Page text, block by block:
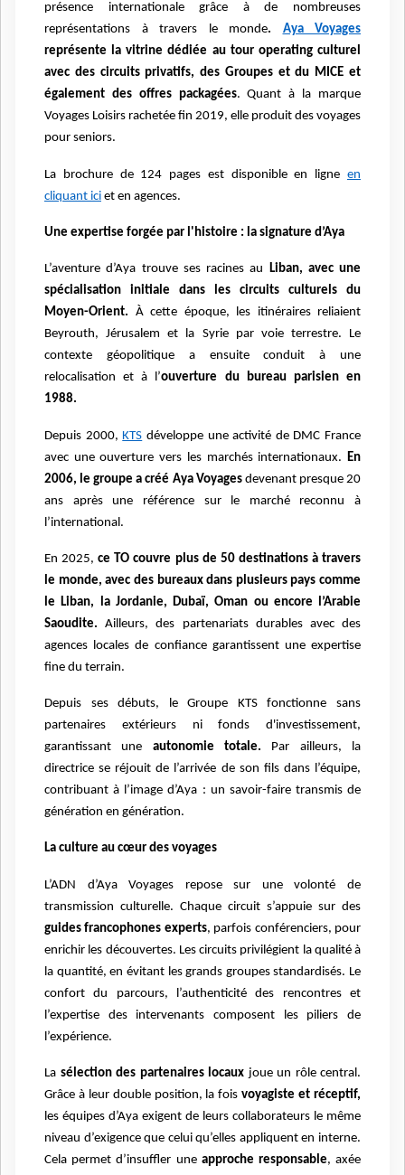
présence internationale grâce à de nombreuses
représentations à travers le monde. Aya Voyages
représente la vitrine dédiée au tour operating culturel
avec des circuits privatifs, des Groupes et du MICE et
également des offres packagées. Quant à la marque
Voyages Loisirs rachetée fin 2019, elle produit des voyages
pour seniors.
La brochure de 124 pages est disponible en ligne en
cliquant ici et en agences.
Une expertise forgée par l'histoire : la signature d’Aya
L’aventure d’Aya trouve ses racines au Liban, avec une
spécialisation initiale dans les circuits culturels du
Moyen-Orient. À cette époque, les itinéraires reliaient
Beyrouth, Jérusalem et la Syrie par voie terrestre. Le
contexte géopolitique a ensuite conduit à une
relocalisation et à l’ouverture du bureau parisien en
1988.
Depuis 2000,KTS développe une activité de DMC France
avec une ouverture vers les marchés internationaux. En
2006, le groupe a créé Aya Voyagesdevenant presque 20
ans après une référence sur le marché reconnu à
l’international.
En 2025,ce TO couvre plus de 50 destinations à travers
le monde, avec des bureaux dans plusieurs pays comme
le Liban, la Jordanie, Dubaï, Oman ou encore l’Arabie
Saoudite. Ailleurs, des partenariats durables avec des
agences locales de confiance garantissent une expertise
fine du terrain.
Depuis ses débuts, le Groupe KTS fonctionne sans
partenaires extérieurs ni fonds d'investissement,
garantissant une autonomie totale. Par ailleurs, la
directrice se réjouit de l’arrivée de son fils dans l’équipe,
contribuant à l’image d’Aya : un savoir-faire transmis de
génération en génération.
La culture au cœur des voyages
L’ADN d’Aya Voyages repose sur une volonté de
transmission culturelle. Chaque circuit s’appuie sur des
guides francophones experts, parfois conférenciers, pour
enrichir les découvertes. Les circuits privilégient la qualité à
la quantité, en évitant les grands groupes standardisés. Le
confort du parcours, l’authenticité des rencontres et
l’expertise des intervenants composent les piliers de
l’expérience.
La sélection des partenaires locaux joue un rôle central.
Grâce à leur double position, la foisvoyagiste et réceptif,
les équipes d’Aya exigent de leurs collaborateurs le même
niveau d’exigence que celui qu’elles appliquent en interne.
Cela permet d’insuffler une approche responsable, axée